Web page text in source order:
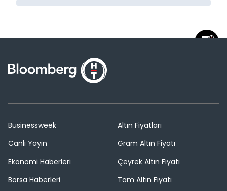
Businessweek
Canlı Yayın
Ekonomi Haberleri
Borsa Haberleri
Altın Fiyatları
Gram Altın Fiyatı
Çeyrek Altın Fiyatı
Tam Altın Fiyatı